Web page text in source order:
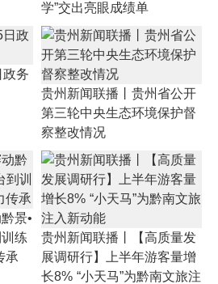
学”交出亮眼成绩单
务
贵州新闻联播丨贵州省公开
第三轮中央生态环境保护督
察整改情况
景•
练
承
贵州新闻联播丨【高质量发
展调研行】上半年游客量增
长8% “小天马”为黔南文旅注